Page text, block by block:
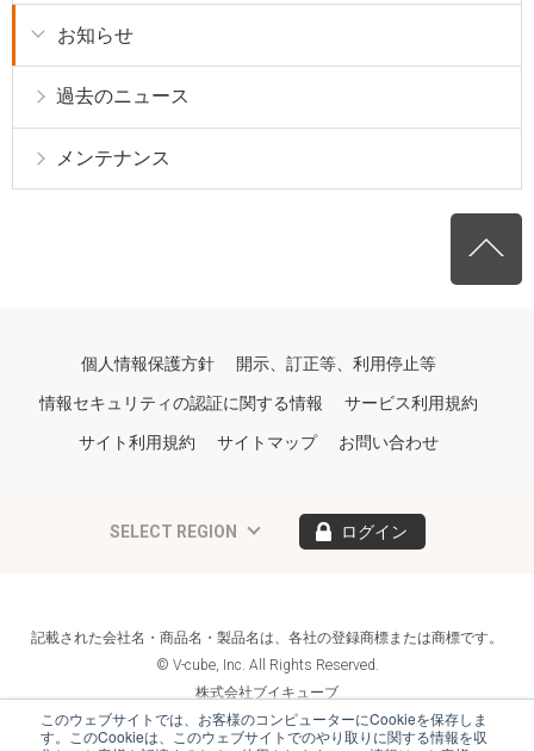
このウェブサイトでは、お客様のコンピューターにCookieを保存しま
す。このCookieは、このウェブサイトでのやり取りに関する情報を収
お知らせ
過去のニュース
メンテナンス
個人情報保護方針 開示、訂正等、利用停止等
情報セキュリティの認証に関する情報 サービス利用規約
サイト利用規約 サイトマップ お問い合わせ
SELECT REGION ログイン
記載された会社名・商品名・製品名は、各社の登録商標または商標です。
© V-cube, Inc. All Rights Reserved.
株式会社ブイキューブ
Follow Us